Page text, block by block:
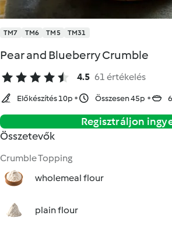
TM7 TM6 TM5 TM31
Pear and Blueberry Crumble
4.5 61 értékelés
Előkészítés 10p Összesen 45p
Regisztráljon
Összetevők
Crumble Topping
wholemeal flour
plain flour